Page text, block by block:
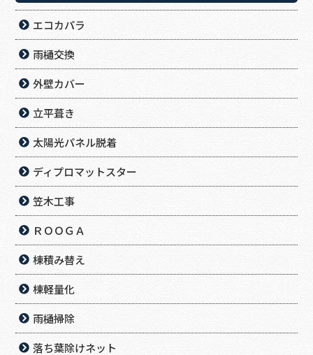
エコカパラ
雨樋交換
外壁カバー
立平葺き
太陽光パネル脱着
ディプロマットスター
笠木工事
ＲＯＯＧＡ
棟積み替え
棟軽量化
雨樋掃除
落ち葉除けネット